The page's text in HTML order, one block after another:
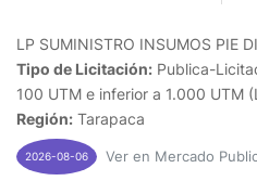
LP SUMINISTRO INSUMOS PIE
Tipo de Licitación: Publica-
100 UTM e inferior a 1.000 UTM
Región: Tarapaca
2026-08-06 Ver en Mercado